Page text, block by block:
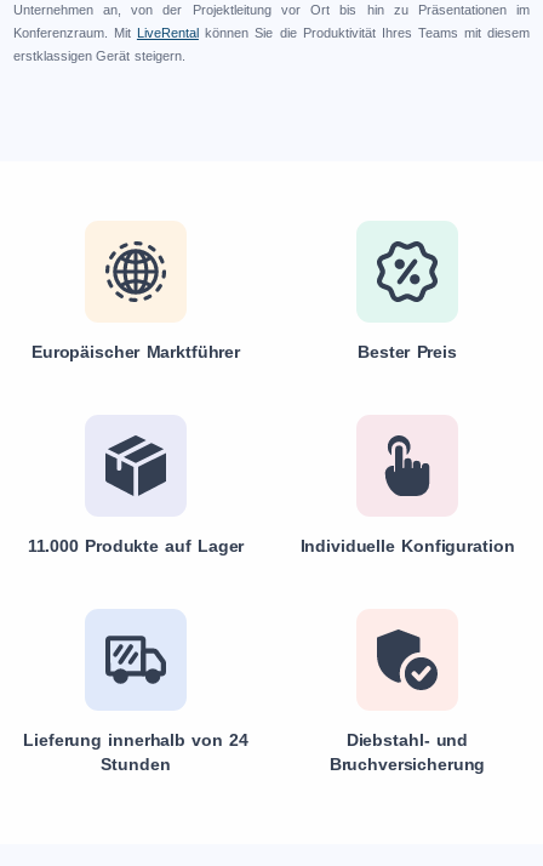
Unternehmen an, von der Projektleitung vor Ort bis hin zu Präsentationen im
Konferenzraum. Mit LiveRentalkönnen Sie die Produktivität Ihres Teams mit diesem
erstklassigen Gerät steigern.
Europäischer Marktführer Bester Preis
11.000 Produkte auf Lager Individuelle Konfiguration
Lieferung innerhalb von 24
Stunden
Diebstahl- und
Bruchversicherung